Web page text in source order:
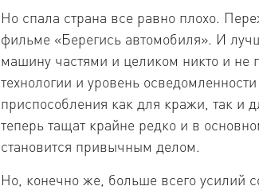
Но спала страна все равно плохо.
фильме «Берегись автомобиля». И
машину частями и целиком никто и
технологии и уровень
приспособления как для кражи, так и
теперь тащат крайне редко и в
становится привычным делом.
Но, конечно же, больше всего усилий